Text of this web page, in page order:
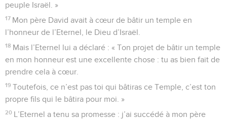
peuple Israël. »
17 Mon père David avait à cœur de bâtir un temple en
l’honneur de l’Eternel, le Dieu d’Israël.
18 Mais l’Eternel lui a déclaré : « Ton projet de bâtir un temple
en mon honneur est une excellente chose : tu as bien fait de
prendre cela à cœur.
19 Toutefois, ce n’est pas toi qui bâtiras ce Temple, c’est ton
propre fils qui le bâtira pour moi. »
20 L’Eternel a tenu sa promesse : j’ai succédé à mon père